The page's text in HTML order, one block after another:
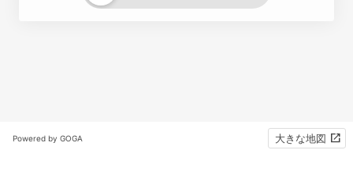
Powered by GOGA 大きな地図